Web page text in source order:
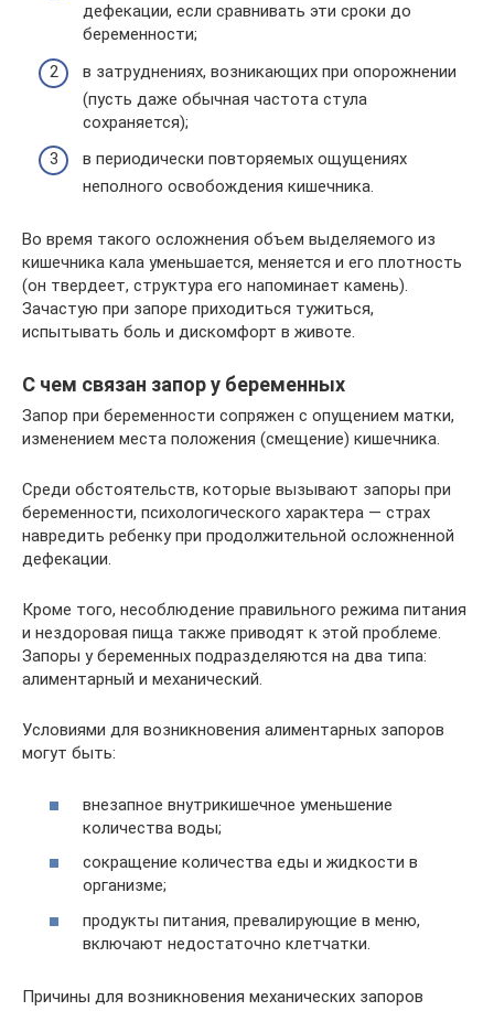
дефекации, если сравнивать эти сроки до
беременности;
в затруднениях, возникающих при опорожнении
(пусть даже обычная частота стула
сохраняется);
в периодически повторяемых ощущениях
неполного освобождения кишечника.
Во время такого осложнения объем выделяемого из
кишечника кала уменьшается, меняется и его плотность
(он твердеет, структура его напоминает камень).
Зачастую при запоре приходиться тужиться,
испытывать боль и дискомфорт в животе.
С чем связан запор у беременных
Запор при беременности сопряжен с опущением матки,
изменением места положения (смещение) кишечника.
Среди обстоятельств, которые вызывают запоры при
беременности, психологического характера — страх
навредить ребенку при продолжительной осложненной
дефекации.
Кроме того, несоблюдение правильного режима питания
и нездоровая пища также приводят к этой проблеме.
Запоры у беременных подразделяются на два типа:
алиментарный и механический.
Условиями для возникновения алиментарных запоров
могут быть:
внезапное внутрикишечное уменьшение
количества воды;
сокращение количества еды и жидкости в
организме;
продукты питания, превалирующие в меню,
включают недостаточно клетчатки.
Причины для возникновения механических запоров